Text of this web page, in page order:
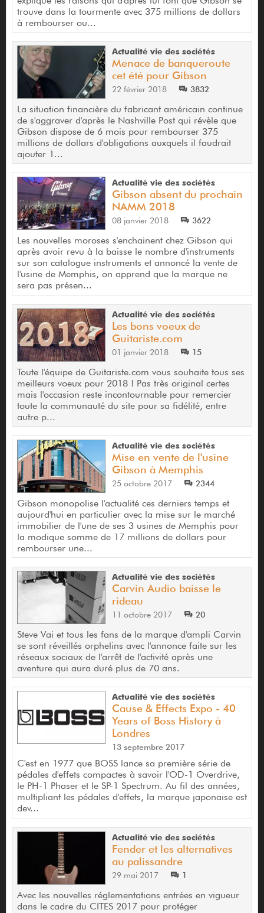
trouve dans la tourmente avec 375 millions de dollars
à rembourser ou...
Actualité vie des sociétés
Menace de banqueroute
cet été pour Gibson
22 février 2018 3832
La situation financière du fabricant américain continue
de s'aggraver d'après le Nashville Post qui révèle que
Gibson dispose de 6 mois pour rembourser 375
millions de dollars d'obligations auxquels il faudrait
ajouter 1...
Actualité vie des sociétés
Gibson absent du prochain
NAMM 2018
08 janvier 2018 3622
Les nouvelles moroses s'enchainent chez Gibson qui
après avoir revu à la baisse le nombre d'instruments
sur son catalogue instruments et annoncé la vente de
l'usine de Memphis, on apprend que la marque ne
sera pas présen...
Actualité vie des sociétés
Les bons voeux de
Guitariste.com
01 janvier 2018 15
Toute l'équipe de Guitariste.com vous souhaite tous ses
meilleurs voeux pour 2018 ! Pas très original certes
mais l'occasion reste incontournable pour remercier
toute la communauté du site pour sa fidélité, entre
autre p...
Actualité vie des sociétés
Mise en vente de l'usine
Gibson à Memphis
25 octobre 2017 2344
Gibson monopolise l'actualité ces derniers temps et
aujourd'hui en particulier avec la mise sur le marché
immobilier de l'une de ses 3 usines de Memphis pour
la modique somme de 17 millions de dollars pour
rembourser une...
Actualité vie des sociétés
Carvin Audio baisse le
rideau
11 octobre 2017 20
Steve Vai et tous les fans de la marque d'ampli Carvin
se sont réveillés orphelins avec l'annonce faite sur les
réseaux sociaux de l'arrêt de l'activité après une
aventure qui aura duré plus de 70 ans.
Actualité vie des sociétés
Cause & Effects Expo - 40
Years of Boss History à
Londres
13 septembre 2017
C'est en 1977 que BOSS lance sa première série de
pédales d'effets compactes à savoir l'OD-1 Overdrive,
le PH-1 Phaser et le SP-1 Spectrum. Au fil des années,
multipliant les pédales d'effets, la marque japonaise est
dev...
Actualité vie des sociétés
Fender et les alternatives
au palissandre
29 mai 2017 1
Avec les nouvelles réglementations entrées en vigueur
dans le cadre du CITES 2017 pour protéger